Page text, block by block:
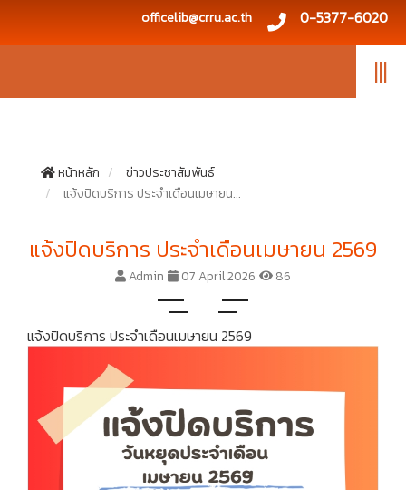
officelib@crru.ac.th 0-5377-6020
|||
หน้าหลัก
ข่าวประชาสัมพันธ์
แจ้งปิดบริการ ประจำเดือนเมษายน...
แจ้งปิดบริการ ประจำเดือนเมษายน 2569
Admin 07 April 2026 86
แจ้งปิดบริการ ประจำเดือนเมษายน 2569